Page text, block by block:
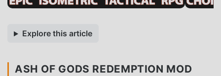
Explore this article
ASH OF GODS REDEMPTION MOD